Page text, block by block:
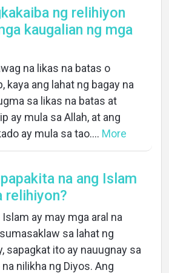
ng relihiyon
kaugalian ng mga
na likas na batas o
kaya ang lahat ng bagay na
sa likas na batas at
ay mula sa Allah, at ang
ay mula sa tao.... More
na ang Islam
relihiyon?
ay may mga aral na
sa lahat ng
sapagkat ito ay nauugnay sa
nilikha ng Diyos. Ang